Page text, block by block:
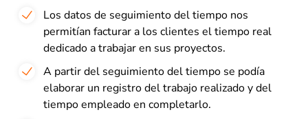
Los datos de seguimiento del tiempo nos
permitían facturar a los clientes el tiempo real
dedicado a trabajar en sus proyectos.
A partir del seguimiento del tiempo se podía
elaborar un registro del trabajo realizado y del
tiempo empleado en completarlo.